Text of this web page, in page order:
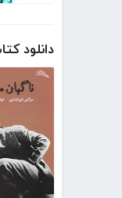
دانلود